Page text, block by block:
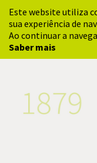
Este website utiliza
sua experiência de
Ao continuar a
Saber mais